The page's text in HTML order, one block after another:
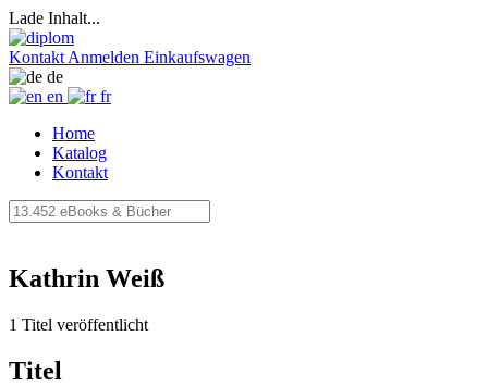
Lade Inhalt...
Kontakt Anmelden Einkaufswagen
de
en
fr
Home
Katalog
Kontakt
Kathrin Weiß
1 Titel veröffentlicht
Titel